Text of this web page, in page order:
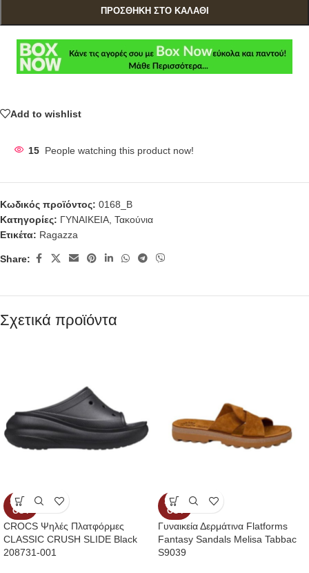
ΠΡΟΣΘΉΚΗ ΣΤΟ ΚΑΛΆΘΙ
Add to wishlist
15 People watching this product now!
Κωδικός προϊόντος: 0168_B
Κατηγορίες: ΓΥΝΑΙΚΕΙΑ Τακούνια
Ετικέτα: Ragazza
Share:
Σχετικά προϊόντα
SOLD
OUT
CROCS Ψηλές Πλατφόρμες
CLASSIC CRUSH SLIDE Black
208731-001
SOLD
OUT
Γυναικεία Δερμάτινα Flatforms
Fantasy Sandals Melisa Tabbac
S9039